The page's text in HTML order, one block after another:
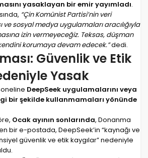
yasaklayan bir emir yayımladı.
“Çin Komünist Partisi’nin veri
sosyal medya uygulamaları aracılığıyla
izin vermeyeceğiz. Teksas, düşman
korumaya devam edecek.”dedi.
Güvenlik ve Etik
Yasak
DeepSeek uygulamalarını veya
bir şekilde kullanmamaları yönünde
Ocak ayının sonlarında, Donanma
bir e-postada, DeepSeek’in “kaynağı ve
güvenlik ve etik kaygılar” nedeniyle